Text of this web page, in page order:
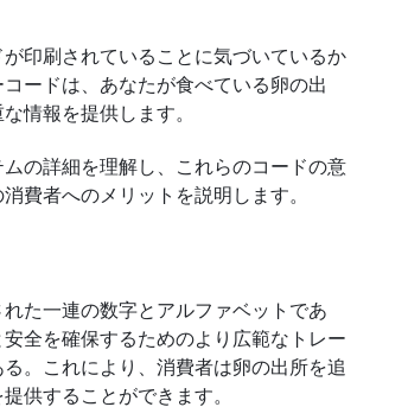
印刷されていることに気づいているか
ードは、あなたが食べている卵の出
情報を提供します。
の詳細を理解し、これらのコードの意
費者へのメリットを説明します。
た一連の数字とアルファベットであ
全を確保するためのより広範なトレー
。これにより、消費者は卵の出所を追
供することができます。